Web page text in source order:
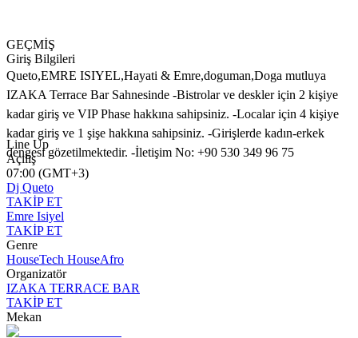
GEÇMİŞ
Giriş Bilgileri
Queto,EMRE ISIYEL,Hayati & Emre,doguman,Doga mutluya
IZAKA Terrace Bar Sahnesinde -Bistrolar ve deskler için 2 kişiye
kadar giriş ve VIP Phase hakkına sahipsiniz. -Localar için 4 kişiye
kadar giriş ve 1 şişe hakkına sahipsiniz. -Girişlerde kadın-erkek
dengesi gözetilmektedir. -İletişim No: +90 530 349 96 75
Line Up
Açılış
07:00 (GMT+3)
Dj Queto
TAKİP ET
Emre Isiyel
TAKİP ET
Genre
HouseTech HouseAfro
Organizatör
IZAKA TERRACE BAR
TAKİP ET
Mekan